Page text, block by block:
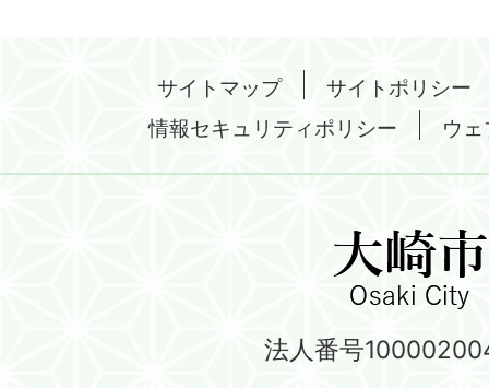
サイトマップ
サイトポリシー
情報セキュリティポリシー
ウ
法人番号